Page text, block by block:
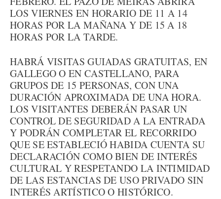
LOS VIERNES EN HORARIO DE 11 A 14
HORAS POR LA MAÑANA Y DE 15 A 18
HORAS POR LA TARDE.
HABRÁ VISITAS GUIADAS GRATUITAS, EN
GALLEGO O EN CASTELLANO, PARA
GRUPOS DE 15 PERSONAS, CON UNA
DURACIÓN APROXIMADA DE UNA HORA.
LOS VISITANTES DEBERÁN PASAR UN
CONTROL DE SEGURIDAD A LA ENTRADA
Y PODRÁN COMPLETAR EL RECORRIDO
QUE SE ESTABLECIÓ HABIDA CUENTA SU
DECLARACIÓN COMO BIEN DE INTERÉS
CULTURAL Y RESPETANDO LA INTIMIDAD
DE LAS ESTANCIAS DE USO PRIVADO SIN
INTERÉS ARTÍSTICO O HISTÓRICO.